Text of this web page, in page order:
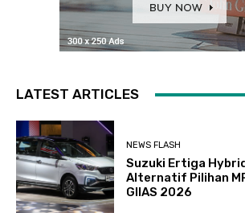
LATEST ARTICLES
NEWS FLASH
Suzuki Ertiga
Alternatif Pilihan
GIIAS 2026